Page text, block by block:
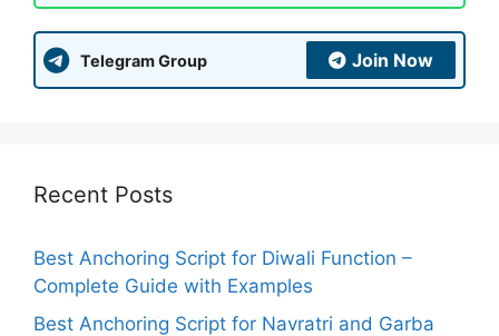
Telegram Group Join Now
Recent Posts
Best Anchoring Script for Diwali Function –
Complete Guide with Examples
Best Anchoring Script for Navratri and Garba